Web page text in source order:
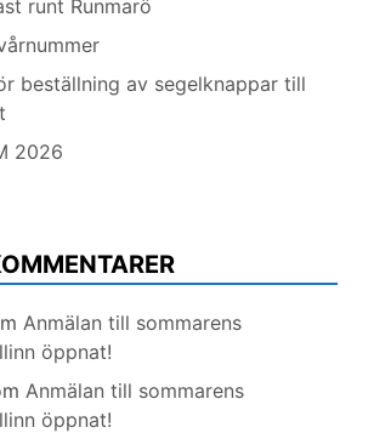
runt Runmarö
beställning av segelknappar till
2026
Anmälan till sommarens
öppnat!
Anmälan till sommarens
öppnat!